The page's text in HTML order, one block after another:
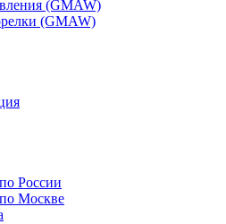
(GMAW)
(GMAW)
России
Москве